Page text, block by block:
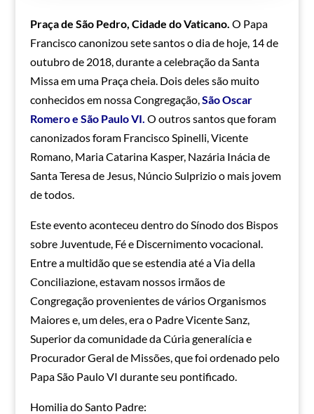
Praça de São Pedro, Cidade do Vaticano. O Papa
Francisco canonizou sete santos o dia de hoje, 14 de
outubro de 2018, durante a celebração da Santa
Missa em uma Praça cheia. Dois deles são muito
conhecidos em nossa Congregação, São Oscar
Romero e São Paulo VI. O outros santos que foram
canonizados foram Francisco Spinelli, Vicente
Romano, Maria Catarina Kasper, Nazária Inácia de
Santa Teresa de Jesus, Núncio Sulprizio o mais jovem
de todos.
Este evento aconteceu dentro do Sínodo dos Bispos
sobre Juventude, Fé e Discernimento vocacional.
Entre a multidão que se estendia até a Via della
Conciliazione, estavam nossos irmãos de
Congregação provenientes de vários Organismos
Maiores e, um deles, era o Padre Vicente Sanz,
Superior da comunidade da Cúria generalícia e
Procurador Geral de Missões, que foi ordenado pelo
Papa São Paulo VI durante seu pontificado.
Homilia do Santo Padre: